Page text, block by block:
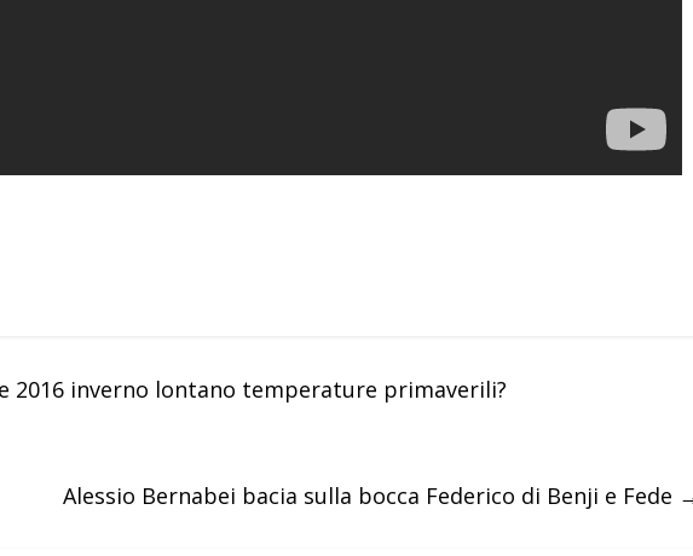
2016 inverno lontano temperature primaverili?
Alessio Bernabei bacia sulla bocca Federico di Benji e Fede